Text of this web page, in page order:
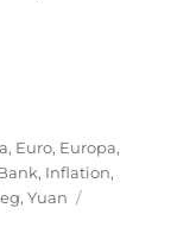
– Währung &
, Euro, Europa,
, Inflation,
,Yuan